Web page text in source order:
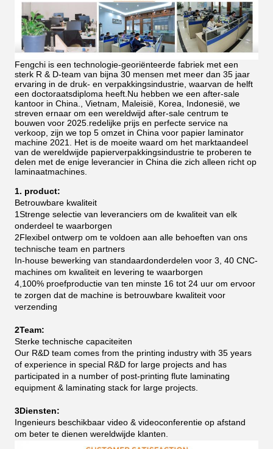
Fengchi is een technologie-georiënteerde fabriek met een
sterk R & D-team van bijna 30 mensen met meer dan 35 jaar
ervaring in de druk- en verpakkingsindustrie, waarvan de helft
een doctoraatsdiploma heeft.Nu hebben we een after-sale
kantoor in China., Vietnam, Maleisië, Korea, Indonesië, we
streven ernaar om een wereldwijd after-sale centrum te
bouwen voor 2025.redelijke prijs en perfecte service na
verkoop, zijn we top 5 omzet in China voor papier laminator
machine 2021. Het is de moeite waard om het marktaandeel
van de wereldwijde papierverpakkingsindustrie te proberen te
delen met de enige leverancier in China die zich alleen richt op
laminaatmachines.
1. product:
Betrouwbare kwaliteit
1Strenge selectie van leveranciers om de kwaliteit van elk
onderdeel te waarborgen
2Flexibel ontwerp om te voldoen aan alle behoeften van ons
technische team en partners
In-house bewerking van standaardonderdelen voor 3, 40 CNC-
machines om kwaliteit en levering te waarborgen
4,100% proefproductie van ten minste 16 tot 24 uur om ervoor
te zorgen dat de machine is betrouwbare kwaliteit voor
verzending
2Team:
Sterke technische capaciteiten
Our R&D team comes from the printing industry with 35 years
of experience in special R&D for large projects and has
participated in a number of post-printing flute laminating
equipment & laminating stack for large projects.
3Diensten:
Ingenieurs beschikbaar video & videoconferentie op afstand
om beter te dienen wereldwijde klanten.